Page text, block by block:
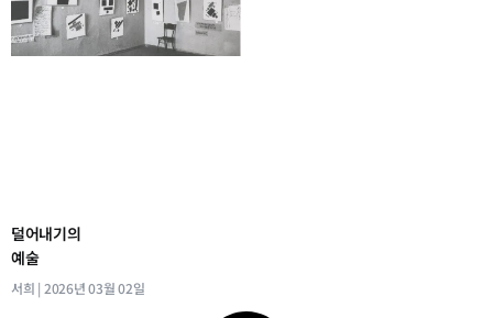
덜어내기의
예술
서희 2026년 03월 02일